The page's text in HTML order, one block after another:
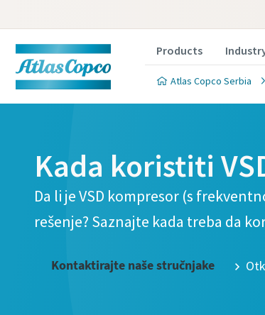
Products
Atlas Copco Serbia
Kada koristiti
Da li je VSD kompresor (s
rešenje? Saznajte kada treba da
Kontaktirajte naše stručnjake